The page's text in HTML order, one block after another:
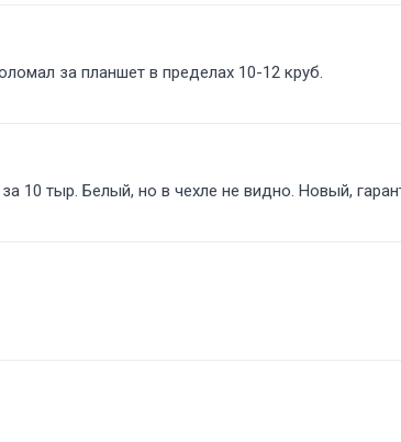
за планшет в пределах 10-12 круб.
10 тыр. Белый, но в чехле не видно. Новый,